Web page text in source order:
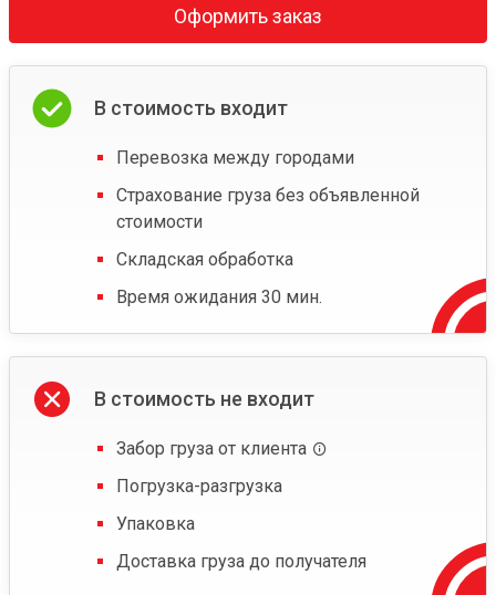
Оформить заказ
В стоимость входит
Перевозка между городами
Страхование груза без объявленной
стоимости
Складская обработка
Время ожидания 30 мин.
В стоимость не входит
Забор груза от клиента
Погрузка-разгрузка
Упаковка
Доставка груза до получателя